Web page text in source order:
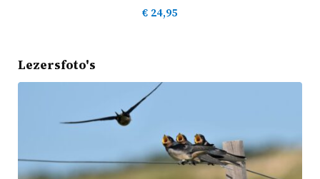
€ 24,95
Lezersfoto's